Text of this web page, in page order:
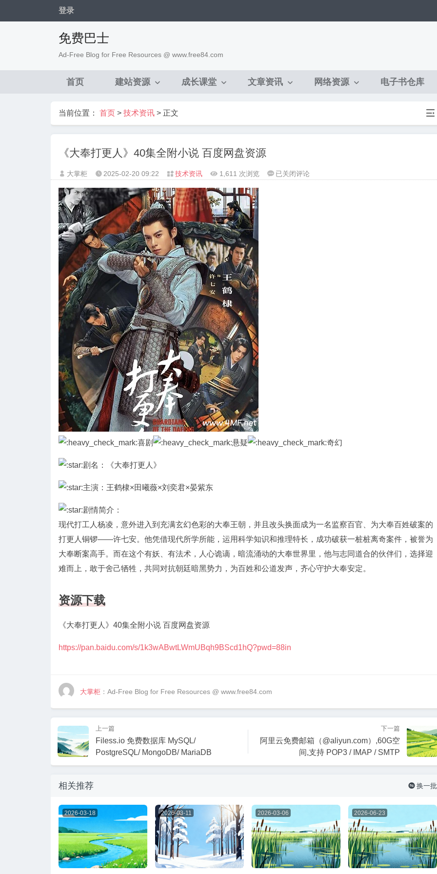
登录
免费巴士
Ad-Free Blog for Free Resources @ www.free84.com
首页 建站资源 成长课堂 文章资讯 网络资源 电子书仓库

当前位置： 首页 > 技术资讯 > 正文
《大奉打更人》40集全附小说 百度网盘资源
 大掌柜  2025-02-20 09:22  技术资讯  1,611 次浏览  《大
已关闭评论
喜剧 悬疑 奇幻
剧名：《大奉打更人》
主演：王鹤棣×田曦薇×刘奕君×晏紫东
剧情简介：
现代打工人杨凌，意外进入到充满玄幻色彩的大奉王朝，并且改头换面成为一名监察百官、为大奉百姓破案的
打更人铜锣——许七安。他凭借现代所学所能，运用科学知识和推理特长，成功破获一桩桩离奇案件，被誉为
大奉断案高手。而在这个有妖、有法术，人心诡谪，暗流涌动的大奉世界里，他与志同道合的伙伴们，选择迎
难而上，敢于舍己牺牲，共同对抗朝廷暗黑势力，为百姓和公道发声，齐心守护大奉安定。
资源下载
《大奉打更人》40集全附小说 百度网盘资源
https://pan.baidu.com/s/1k3wABwtLWmUBqh9BScd1hQ?pwd=88in
大掌柜 ：Ad-Free Blog for Free Resources @ www.free84.com
上一篇
Filess.io 免费数据库 MySQL/
PostgreSQL/ MongoDB/ MariaDB
下一篇
阿里云免费邮箱（@aliyun.com）,60G空
间,支持 POP3 / IMAP / SMTP
相关推荐  换一批
2026-03-18 2026-03-11 2026-03-06 2026-06-23